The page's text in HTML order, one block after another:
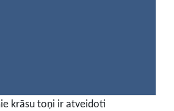
krāsu toņi ir atveidoti